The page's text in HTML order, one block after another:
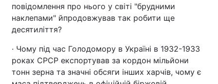
повідомлення про нього у світі "брудними
наклепами" йпродовжував так робити ще
десятиліття?
· Чому під час Голодомору в Україні в 1932-1933
роках СРСР експортував за кордон мільйони
тонн зерна та значні обсяги інших харчів, чому є